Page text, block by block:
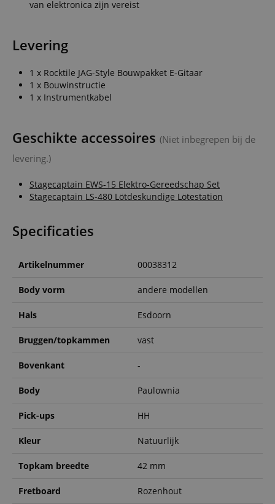
van elektronica zijn vereist
Levering
1 x Rocktile JAG-Style Bouwpakket E-Gitaar
1 x Bouwinstructie
1 x Instrumentkabel
Geschikte accessoires (Niet inbegrepen bij de
levering.)
Stagecaptain EWS-15 Elektro-Gereedschap Set
Stagecaptain LS-480 Lötdeskundige Lötestation
Specificaties
Artikelnummer 00038312
Body vorm andere modellen
Hals Esdoorn
Bruggen/topkammen vast
Bovenkant -
Body Paulownia
Pick-ups HH
Kleur Natuurlijk
Topkam breedte 42 mm
Fretboard Rozenhout